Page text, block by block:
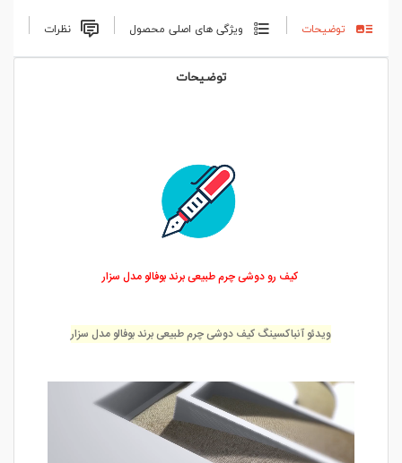
توضیحات ویژگی های اصلی محصول نظرات
توضیحات
کیف رو دوشی چرم طبیعی برند بوفالو مدل سزار
ویدئو آنباکسینگ کیف دوشی چرم طبیعی برند بوفالو مدل سزار